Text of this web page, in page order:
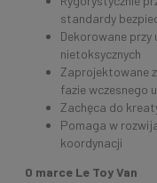
standardy
Dekorowane przy
nietoksycznych
Zaprojektowane
fazie wczesnego
Zachęca do
Pomaga w
koordynacji
O marce Le Toy Van